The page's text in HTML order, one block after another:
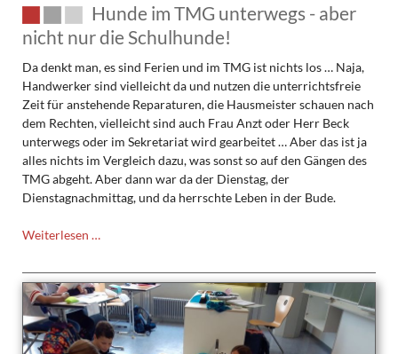
Hunde im TMG unterwegs - aber
nicht nur die Schulhunde!
Da denkt man, es sind Ferien und im TMG ist nichts los … Naja,
Handwerker sind vielleicht da und nutzen die unterrichtsfreie
Zeit für anstehende Reparaturen, die Hausmeister schauen nach
dem Rechten, vielleicht sind auch Frau Anzt oder Herr Beck
unterwegs oder im Sekretariat wird gearbeitet … Aber das ist ja
alles nichts im Vergleich dazu, was sonst so auf den Gängen des
TMG abgeht. Aber dann war da der Dienstag, der
Dienstagnachmittag, und da herrschte Leben in der Bude.
Weiterlesen …
TMG
unterwegs
-
aber
nicht